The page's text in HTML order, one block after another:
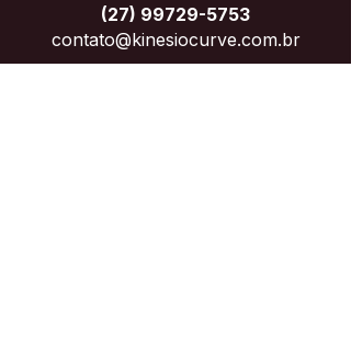
(27) 99729-5753
contato@kinesiocurve.com.br